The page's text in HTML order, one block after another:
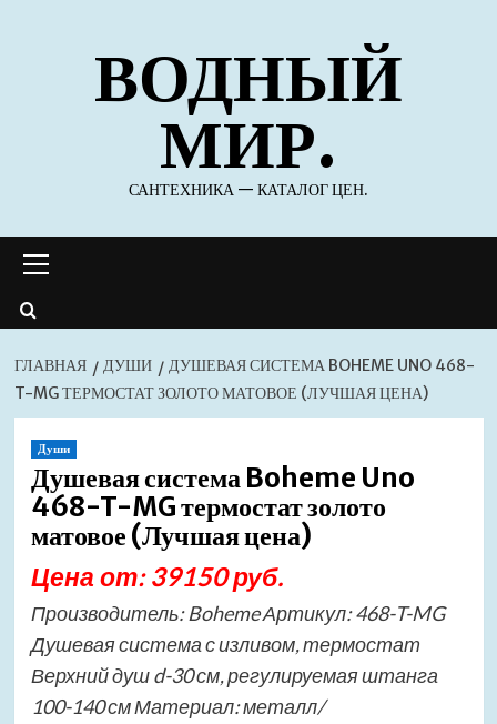
содержимомуВОДНЫЙ
МИР.
САНТЕХНИКА — КАТАЛОГ ЦЕН.
меню
ГЛАВНАЯ ДУШИ
ДУШЕВАЯ СИСТЕМА BOHEME UNO 468-
T-MG ТЕРМОСТАТ ЗОЛОТО МАТОВОЕ (ЛУЧШАЯ ЦЕНА)
Души
Душевая система Boheme Uno
468-T-MG термостат золото
матовое (Лучшая цена)
Цена от: 39150 руб.
Производитель: Boheme Артикул: 468-T-MG
Душевая система с изливом, термостат
Верхний душ d-30 см, регулируемая штанга
100-140 см Материал: металл/